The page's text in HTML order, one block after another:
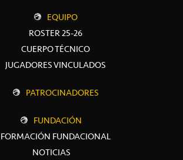
EQUIPO
ROSTER 25-26
CUERPO TÉCNICO
JUGADORES VINCULADOS
PATROCINADORES
FUNDACIÓN
FUNDACIONAL
NOTICIAS